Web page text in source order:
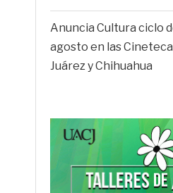
Anuncia Cultura ciclo
agosto en las
Juárez y Chihuahua